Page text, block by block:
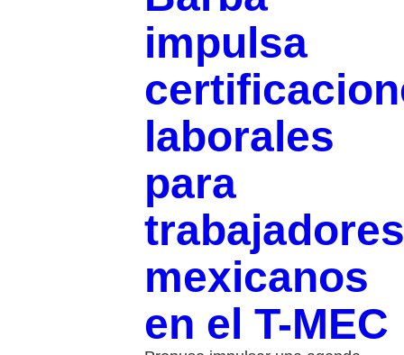
impulsa
laborales
para
trabajadores
mexicanos
en el T-MEC